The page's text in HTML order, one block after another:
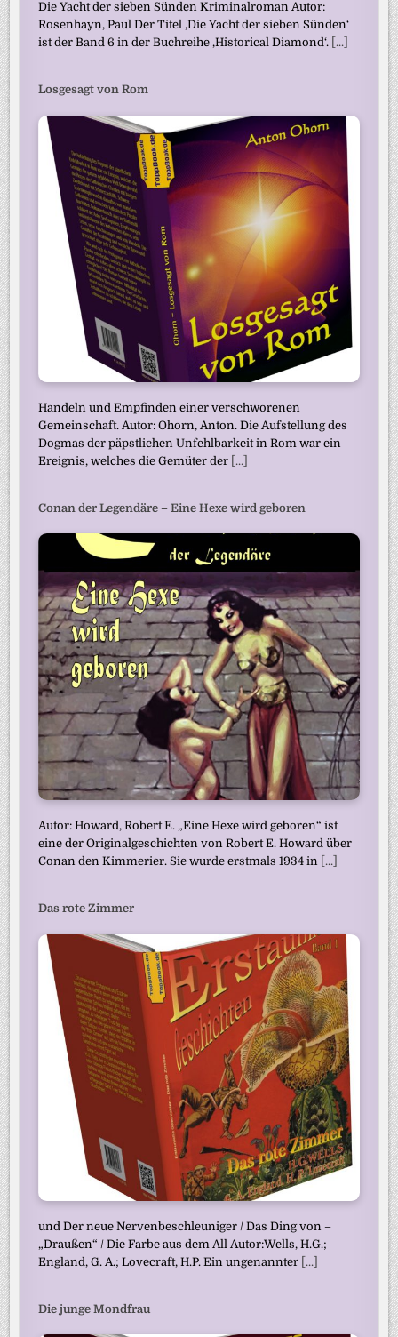
Die Yacht der sieben Sünden Kriminalroman Autor:
Rosenhayn, Paul Der Titel ‚Die Yacht der sieben Sünden‘
ist der Band 6 in der Buchreihe ‚Historical Diamond‘. [...]
Losgesagt von Rom
Handeln und Empfinden einer verschworenen
Gemeinschaft. Autor: Ohorn, Anton. Die Aufstellung des
Dogmas der päpstlichen Unfehlbarkeit in Rom war ein
Ereignis, welches die Gemüter der [...]
Conan der Legendäre – Eine Hexe wird geboren
Autor: Howard, Robert E. „Eine Hexe wird geboren“ ist
eine der Originalgeschichten von Robert E. Howard über
Conan den Kimmerier. Sie wurde erstmals 1934 in [...]
Das rote Zimmer
und Der neue Nervenbeschleuniger / Das Ding von –
„Draußen“ / Die Farbe aus dem All Autor:Wells, H.G.;
England, G. A.; Lovecraft, H.P. Ein ungenannter [...]
Die junge Mondfrau